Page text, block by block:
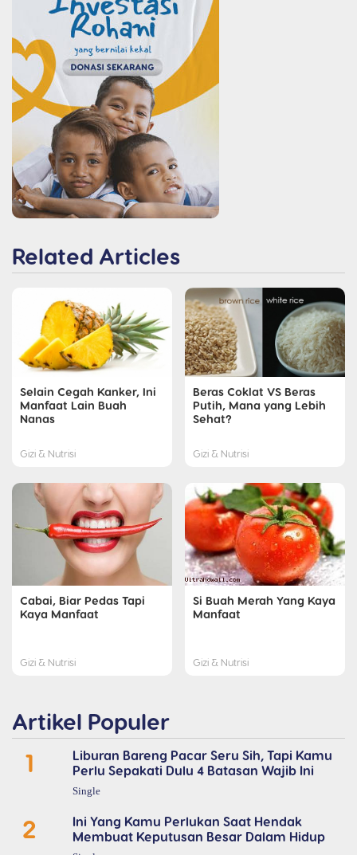
Related Articles
Selain Cegah Kanker, Ini
Manfaat Lain Buah
Nanas
Gizi & Nutrisi
Beras Coklat VS Beras
Putih, Mana yang Lebih
Sehat?
Gizi & Nutrisi
Cabai, Biar Pedas Tapi
Kaya Manfaat
Gizi & Nutrisi
Si Buah Merah Yang Kaya
Manfaat
Gizi & Nutrisi
Artikel Populer
1
Liburan Bareng Pacar Seru Sih, Tapi Kamu
Perlu Sepakati Dulu 4 Batasan Wajib Ini
Single
2
Ini Yang Kamu Perlukan Saat Hendak
Membuat Keputusan Besar Dalam Hidup